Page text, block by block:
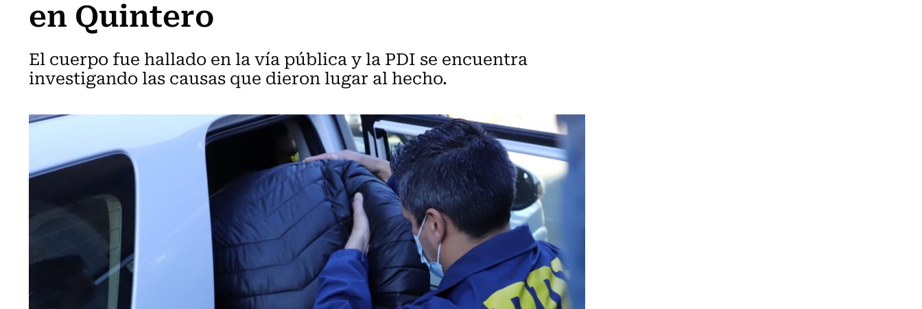
en Quintero
El cuerpo fue hallado en la vía pública y la PDI se encuentra
investigando las causas que dieron lugar al hecho.